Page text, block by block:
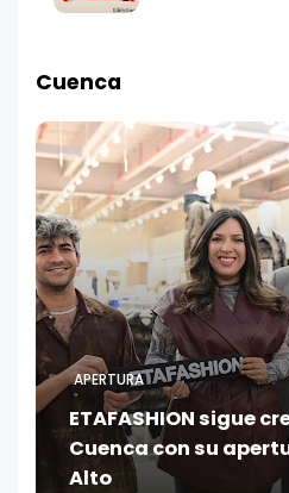
Cuenca
APERTURA
ETAFASHION sigue
Cuenca con su
Alto